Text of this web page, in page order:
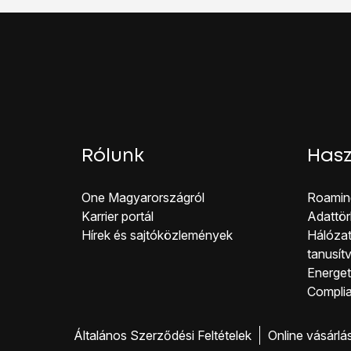
Rólunk
One Magyar országról
Karrier portál
Hírek és sajtóközlemények
Co
Általános Szerződési Feltételek Online